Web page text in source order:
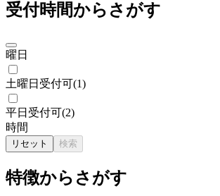
受付時間からさがす
曜日
土曜日受付可(1)
平日受付可(2)
時間
リセット 検索
特徴からさがす